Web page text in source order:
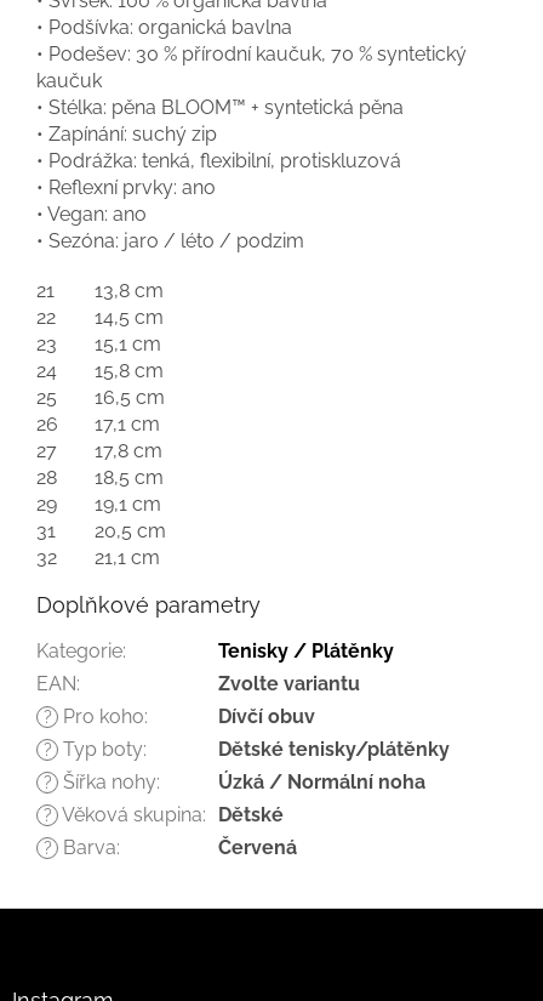
• Podšívka: organická bavlna
• Podešev: 30 % přírodní kaučuk, 70 % syntetický
kaučuk
• Stélka: pěna BLOOM™ + syntetická pěna
• Zapínání: suchý zip
• Podrážka: tenká, flexibilní, protiskluzová
• Reflexní prvky: ano
• Vegan: ano
• Sezóna: jaro / léto / podzim
21
13,8 cm
22
14,5 cm
23
15,1 cm
24
15,8 cm
25
16,5 cm
26
17,1 cm
27
17,8 cm
28
18,5 cm
29
19,1 cm
31
20,5 cm
32
21,1 cm
Doplňkové parametry
Kategorie:
Tenisky / Plátěnky
EAN: Zvolte variantu
? Pro koho: Dívčí obuv
? Typ boty: Dětské tenisky/plátěnky
? Šířka nohy: Úzká / Normální noha
? Věková skupina: Dětské
? Barva: Červená